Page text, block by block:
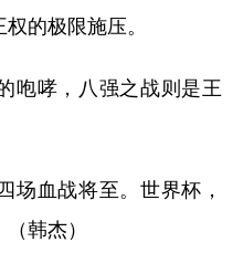
的极限施压。
哮，八强之战则是王
血战将至。世界杯，
韩杰）